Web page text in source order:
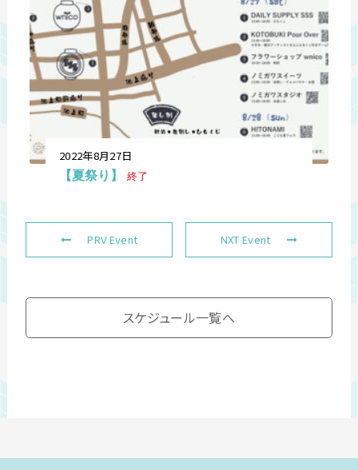
2022年8月27日
【夏祭り】 終了
PRV Event NXT Event
スケジュール一覧へ